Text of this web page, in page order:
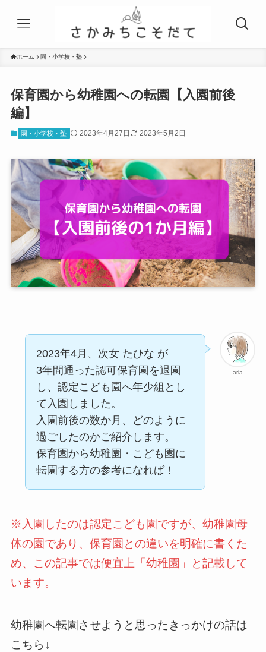
ホーム 園・小学校・塾
保育園から幼稚園への転園【入園前後
編】
園・小学校・塾 2023年4月27日 2023年5月2日
aria
2023年4月、次女 たひな が
3年間通った認可保育園を退園
し、認定こども園へ年少組とし
て入園しました。
入園前後の数か月、どのように
過ごしたのかご紹介します。
保育園から幼稚園・こども園に
転園する方の参考になれば！
※入園したのは認定こども園ですが、幼稚園母
体の園であり、保育園との違いを明確に書くた
め、この記事では便宜上「幼稚園」と記載して
います。
幼稚園へ転園させようと思ったきっかけの話は
こちら↓